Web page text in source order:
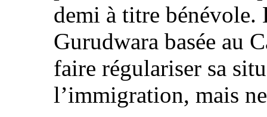
demi à titre bénévole.
Gurudwara basée au
faire régulariser sa
l’immigration, mais